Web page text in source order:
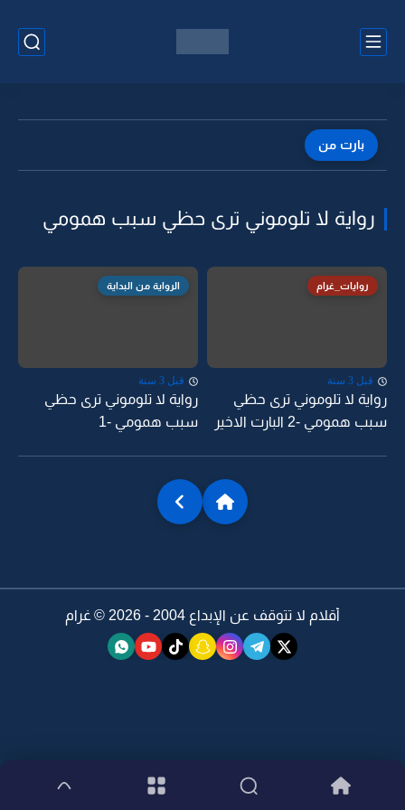
بارت من
رواية لا تلوموني ترى حظي سبب همومي
روايات_غرام
قبل 3 سنة
رواية لا تلوموني ترى حظي
سبب همومي -2 البارت الاخير
الرواية من البداية
قبل 3 سنة
رواية لا تلوموني ترى حظي
سبب همومي -1
أقلام لا تتوقف عن الإبداع 2004 - 2026 © غرام